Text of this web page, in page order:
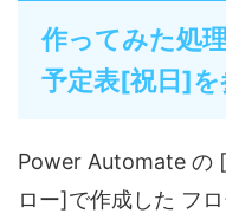
作ってみた処
予定表[祝日]を
Power Automate の
ロー]で作成した フロ